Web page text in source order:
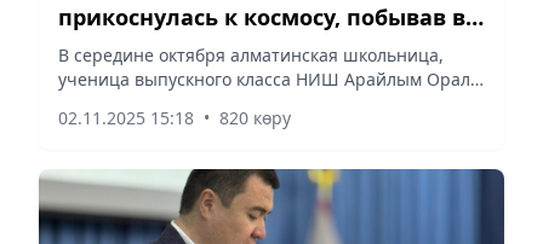
прикоснулась к космосу, побывав в
США
В середине октября алматинская школьница,
ученица выпускного класса НИШ Арайлым Орал
штате Алабама, считающемся городом
02.11.2025 15:18 • 820 көру